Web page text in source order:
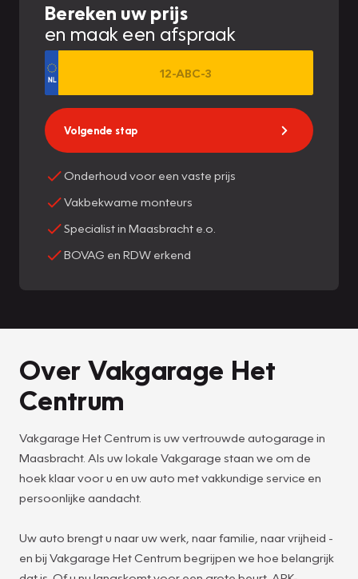
Bereken uw prijs
en maak een afspraak
Volgende stap
Onderhoud voor een vaste prijs
Vakbekwame monteurs
Specialist in Maasbracht e.o.
BOVAG en RDW erkend
Over Vakgarage Het
Centrum
Vakgarage Het Centrum is uw vertrouwde autogarage in
Maasbracht. Als uw lokale Vakgarage staan we om de
hoek klaar voor u en uw auto met vakkundige service en
persoonlijke aandacht.
Uw auto brengt u naar uw werk, naar familie, naar vrijheid -
en bij Vakgarage Het Centrum begrijpen we hoe belangrijk